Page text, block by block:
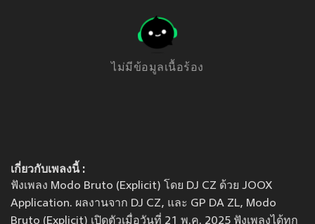
ไม่มีข้อมูลเนื้อร้อง
เกี่ยวกับเพลงนี้ :
ฟังเพลง Modo Bruto (Explicit) โดย DJ CZ ด้วย JOOX
Application. ผลงานจาก DJ CZ, และ GP DA ZL, Modo
Bruto (Explicit) เปิดตัวเมื่อวันที่ 21 พ.ค. 2025 ฟังเพลงได้ทุก